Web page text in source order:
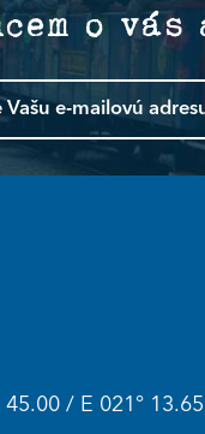
o
/ E 021°